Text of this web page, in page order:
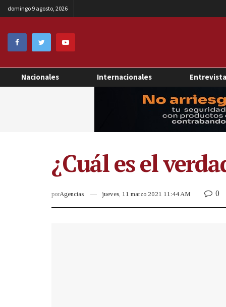
domingo 9 agosto, 2026
Nacionales Internacionales
¿Cuál es el
porAgencias jueves, 11 marzo 2021 11:44 AM 0